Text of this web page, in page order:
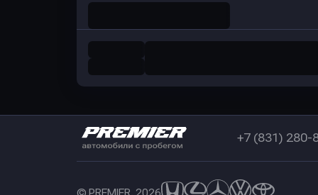
+7 (831) 280-
© PREMIER, 2026